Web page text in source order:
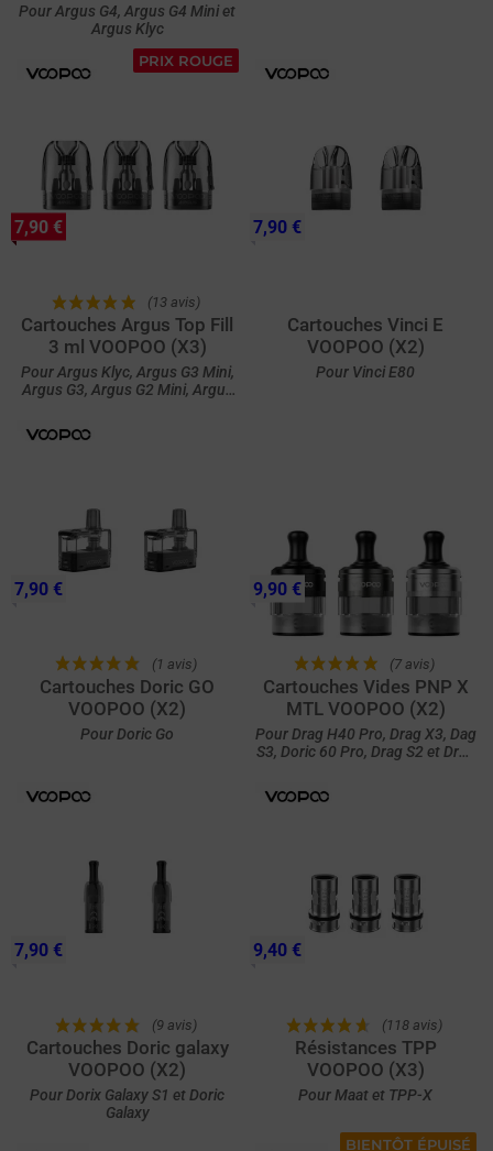
Pour Argus G4, Argus G4 Mini et
Argus Klyc
PRIX ROUGE
(13 avis)
Cartouches Argus Top Fill
3 ml VOOPOO (X3)
Pour Argus Klyc, Argus G3 Mini,
Argus G3, Argus G2 Mini, Argus
7,90 €
Cartouches Vinci E
VOOPOO (X2)
Pour Vinci E80
7,90 €
(1 avis)
Cartouches Doric GO
VOOPOO (X2)
Pour Doric Go
7,90 €
(7 avis)
Cartouches Vides PNP X
MTL VOOPOO (X2)
Pour Drag H40 Pro, Drag X3, Dag
S3, Doric 60 Pro, Drag S2 et Drag
9,90 €
(9 avis)
Cartouches Doric galaxy
VOOPOO (X2)
Pour Dorix Galaxy S1 et Doric
Galaxy
7,90 €
(118 avis)
Résistances TPP
VOOPOO (X3)
Pour Maat et TPP-X
9,40 €
BIENTÔT ÉPUISÉ